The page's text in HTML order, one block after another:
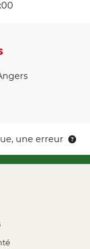
une erreur